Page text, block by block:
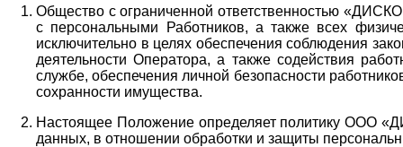
Общество с ограниченной ответственностью
с персональными Работников, а также всех
исключительно в целях обеспечения соблюдения
деятельности Оператора,а также содействия
службе, обеспечения личной безопасности
сохранности имущества.
Настоящее Положение определяет политику ООО
данных, в отношении обработки и защиты